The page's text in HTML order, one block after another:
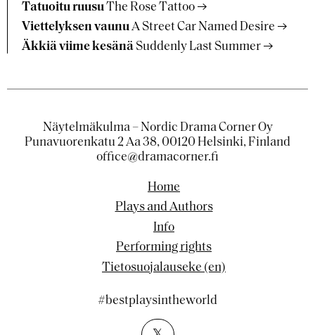
Tatuoitu ruusuThe Rose Tattoo
Viettelyksen vaunuA Street Car Named Desire
Äkkiä viime kesänäSuddenly Last Summer
Näytelmäkulma – Nordic Drama Corner Oy
Punavuorenkatu 2 Aa 38, 00120 Helsinki, Finland
office@dramacorner.fi
Home
Plays and Authors
Info
Performing rights
Tietosuojalauseke (en)
#bestplaysintheworld